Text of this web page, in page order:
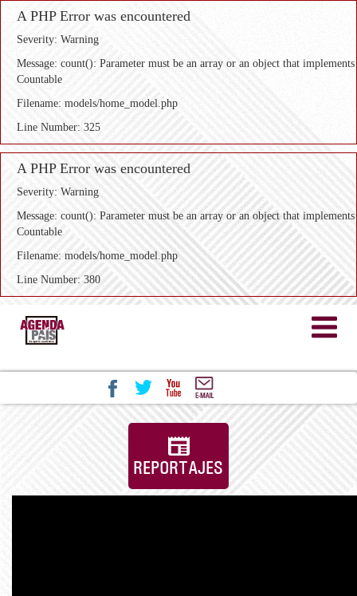
A PHP Error was encountered
Severity: Warning
Message: count(): Parameter must be an array or an object that implements
Countable
Filename: models/home_model.php
Line Number: 325
A PHP Error was encountered
Severity: Warning
Message: count(): Parameter must be an array or an object that implements
Countable
Filename: models/home_model.php
Line Number: 380
REPORTAJES